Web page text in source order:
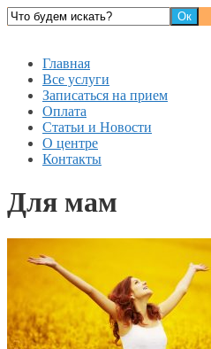
Главная
Все услуги
Записаться на прием
Оплата
Статьи и Новости
О центре
Контакты
Для мам